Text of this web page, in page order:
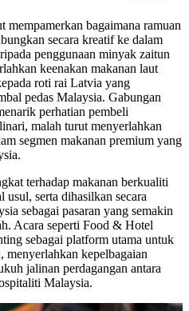
bagaimana ramuan
secara kreatif ke dalam
penggunaan minyak zaitun
keenakan makanan laut
roti rai Latvia yang
pedas Malaysia. Gabungan
perhatian pembeli
malah turut menyerlahkan
segmen makanan premium yang
terhadap makanan berkualiti
usul, serta dihasilkan secara
sebagai pasaran yang semakin
Acara seperti Food & Hotel
sebagai platform utama untuk
menyerlahkan kepelbagaian
jalinan perdagangan antara
Malaysia.